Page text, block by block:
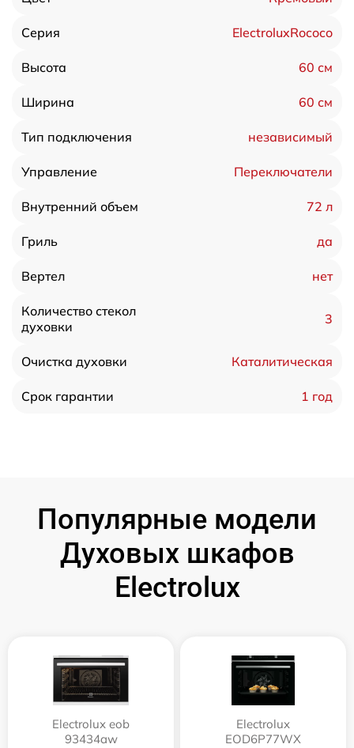
Серия ElectroluxRococo
Высота 60 см
Ширина 60 см
Тип подключения независимый
Управление Переключатели
Внутренний объем 72 л
Гриль да
Вертел нет
Количество стекол
духовки
3
Очистка духовки Каталитическая
Срок гарантии 1 год
Популярные модели
Духовых шкафов
Electrolux
Electrolux eob
93434aw
Electrolux
EOD6P77WX